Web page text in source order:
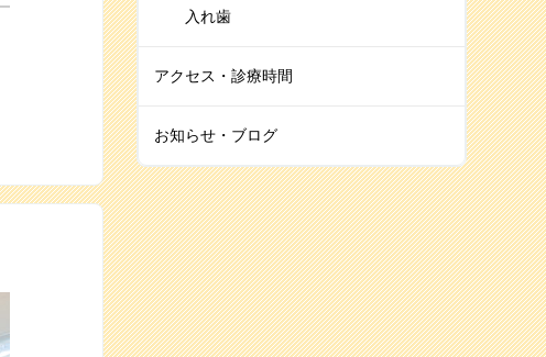
入れ歯
アクセス・診療時間
お知らせ・ブログ